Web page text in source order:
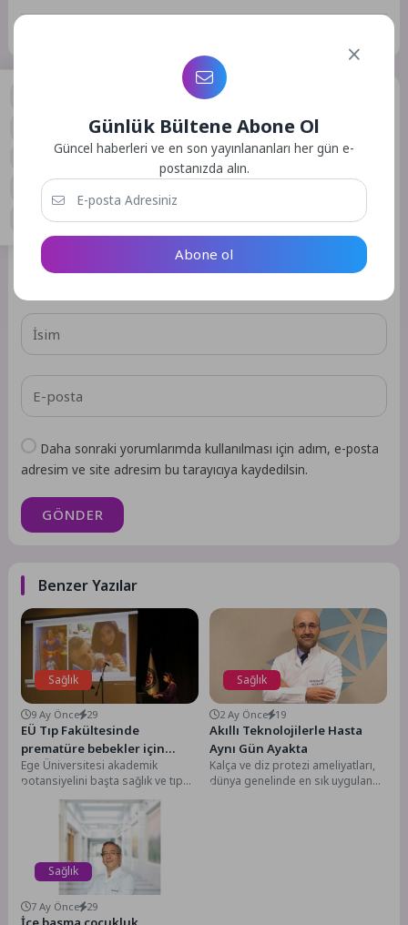
E-posta adresiniz yayınlanmayacak. Gerekli alanlar*ile
Daha sonraki yorumlarımda kullanılması için adım, e-posta
adresim ve site adresim bu tarayıcıya kaydedilsin.
GÖNDER
Benzer Yazılar
Sağlık
9 Ay Önce 29
EÜ Tıp Fakültesinde
prematüre bebekler için
farkındalık etkinliği
düzenlendi
Ege Üniversitesi akademik
potansiyelini başta sağlık ve tıp
olmak üzere farklı disiplinler
tarafından düzenlenen
etkinliklerle...
Sağlık
2 Ay Önce 19
Akıllı Teknolojilerle Hasta
Aynı Gün Ayakta
Kalça ve diz protezi ameliyatları,
dünya genelinde en sık uygulanan
Sağlık
7 Ay Önce 29
Günlük Bültene Abone Ol
Güncel haberleri ve en son yayınlananları her gün e-
postanızda alın.
Abone ol